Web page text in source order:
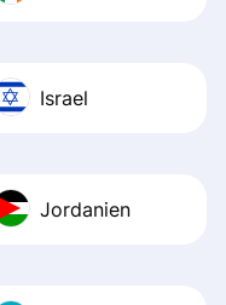
Israel
Jordanien